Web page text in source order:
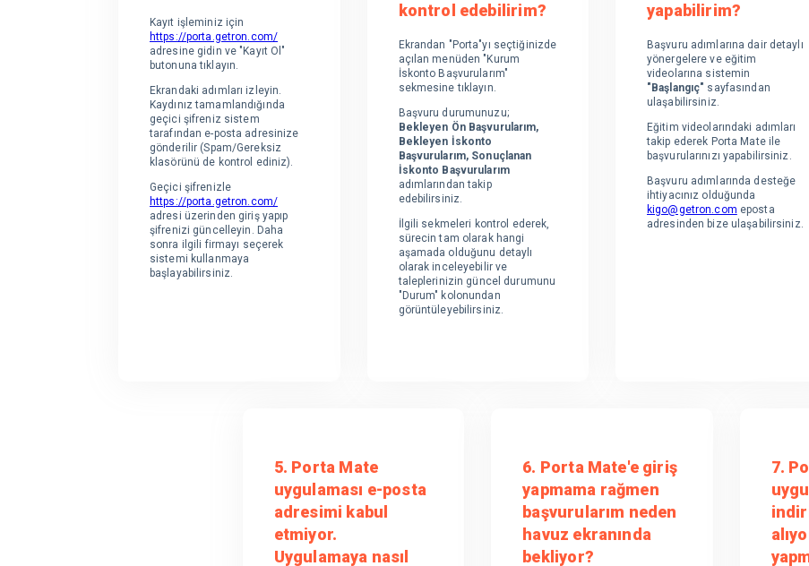
Kayıt işleminiz için
https://porta.getron.com/
adresine gidin ve "Kayıt Ol"
butonuna tıklayın.
Ekrandaki adımları izleyin.
Kaydınız tamamlandığında
geçici şifreniz sistem
tarafından e-posta adresinize
gönderilir (Spam/Gereksiz
klasörünü de kontrol ediniz).
Geçici şifrenizle
https://porta.getron.com/
adresi üzerinden giriş yapıp
şifrenizi güncelleyin. Daha
sonra ilgili firmayı seçerek
sistemi kullanmaya
başlayabilirsiniz.
kontrol edebilirim?
Ekrandan "Porta"yı seçtiğinizde
açılan menüden "Kurum
İskonto Başvurularım"
sekmesine tıklayın.
Başvuru durumunuzu;
Bekleyen Ön Başvurularım,
Bekleyen İskonto
Başvurularım, Sonuçlanan
İskonto Başvurularım
adımlarından takip
edebilirsiniz.
İlgili sekmeleri kontrol ederek,
sürecin tam olarak hangi
aşamada olduğunu detaylı
olarak inceleyebilir ve
taleplerinizin güncel durumunu
"Durum" kolonundan
görüntüleyebilirsiniz.
yapabilirim?
Başvuru adımlarına dair detaylı
yönergelere ve eğitim
videolarına sistemin
"Başlangıç" sayfasından
ulaşabilirsiniz.
Eğitim videolarındaki adımları
takip ederek Porta Mate ile
başvurularınızı yapabilirsiniz.
Başvuru adımlarında desteğe
ihtiyacınız olduğunda
kigo@getron.com eposta
adresinden bize ulaşabilirsiniz.
5. Porta Mate
uygulaması e-posta
adresimi kabul
etmiyor.
Uygulamaya nasıl
6. Porta Mate'e giriş
yapmama rağmen
başvurularım neden
havuz ekranında
bekliyor?
7.